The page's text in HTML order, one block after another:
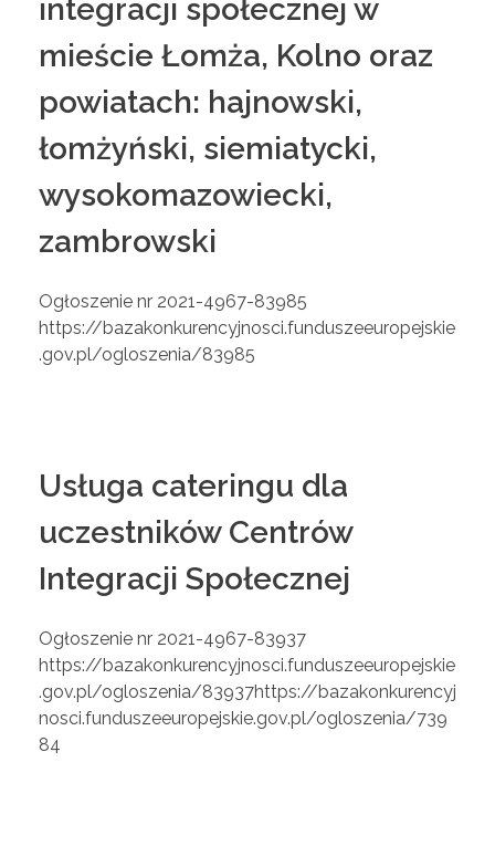
integracji społecznej w
mieście Łomża, Kolno oraz
powiatach: hajnowski,
łomżyński, siemiatycki,
wysokomazowiecki,
zambrowski
Ogłoszenie nr 2021-4967-83985
https://bazakonkurencyjnosci.funduszeeuropejskie
.gov.pl/ogloszenia/83985
Usługa cateringu dla
uczestników Centrów
Integracji Społecznej
Ogłoszenie nr 2021-4967-83937
https://bazakonkurencyjnosci.funduszeeuropejskie
.gov.pl/ogloszenia/83937https://bazakonkurencyj
nosci.funduszeeuropejskie.gov.pl/ogloszenia/739
84